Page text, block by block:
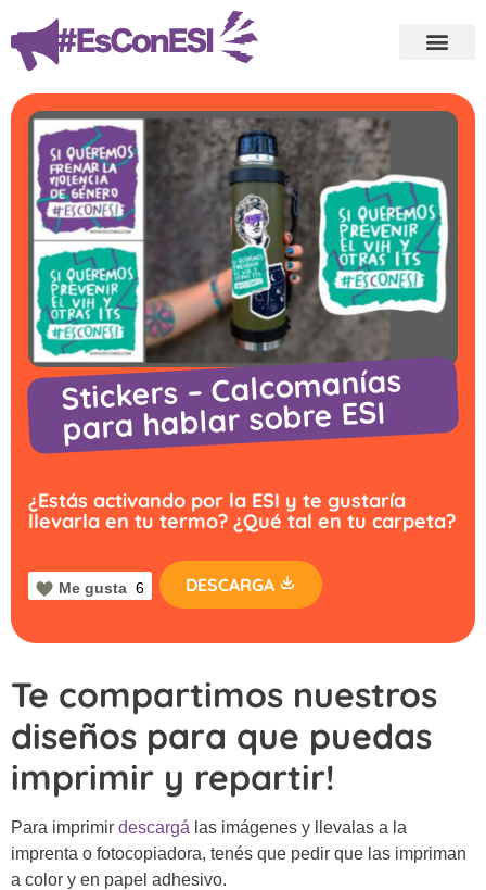
Stickers – Calcomanías
para hablar sobre ESI
¿Estás activando por la ESI y te gustaría
llevarla en tu termo? ¿Qué tal en tu carpeta?
Me gusta 6 DESCARGA
Te compartimos nuestros
diseños para que puedas
imprimir y repartir!
Para imprimir descargá las imágenes y llevalas a la
imprenta o fotocopiadora, tenés que pedir que las impriman
a color y en papel adhesivo.